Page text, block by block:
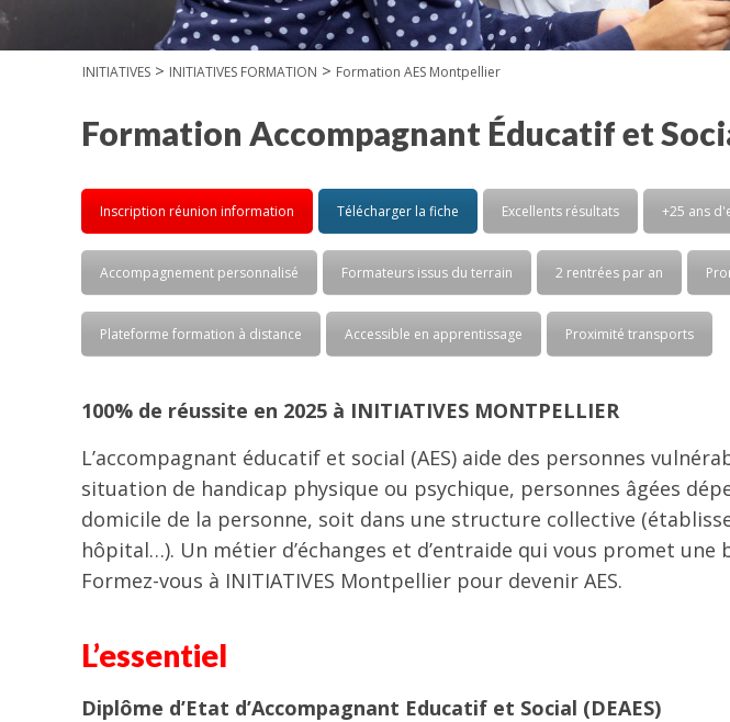
INITIATIVES > INITIATIVES FORMATION > Formation AES Montpellier
Formation Accompagnant Éducatif et
Inscription réunion information Télécharger la fiche Excellents résultats +25 ans
Accompagnement personnalisé Formateurs issus du terrain 2 rentrées par an
Plateforme formation à distance Accessible en apprentissage Proximité transports
100% de réussite en 2025 à INITIATIVES MONTPELLIER
L’accompagnant éducatif et social (AES) aide des personnes
situation de handicap physique ou psychique, personnes âgées
domicile de la personne, soit dans une structure collective
hôpital…). Un métier d’échanges et d’entraide qui vous promet une
Formez-vous à INITIATIVES Montpellier pour devenir AES.
L’essentiel
Diplôme d’Etat d’Accompagnant Educatif et Social (DEAES)